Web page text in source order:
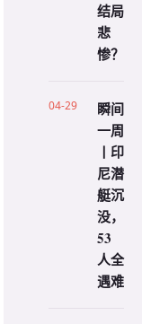
结局
悲
惨？
04-29
瞬间
一周
丨印
尼潜
艇沉
没，
53
人全
遇难